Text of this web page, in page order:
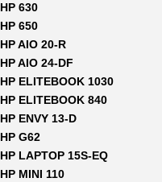
HP 630
HP 650
HP AIO 20-R
HP AIO 24-DF
HP ELITEBOOK 1030
HP ELITEBOOK 840
HP ENVY 13-D
HP G62
HP LAPTOP 15S-EQ
HP MINI 110